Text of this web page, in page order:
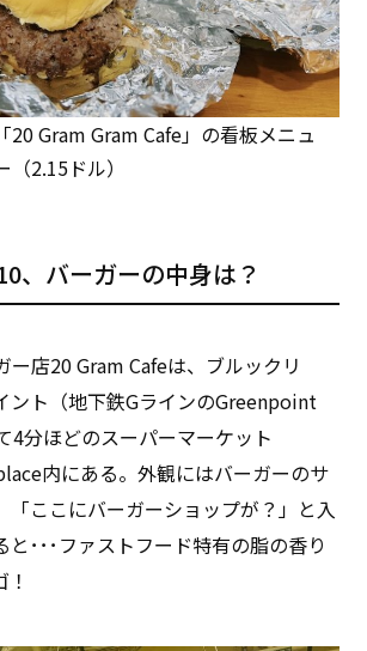
20 Gram Gram Cafe」の看板メニュ
2.15ドル）
、バーガーの中身は？
ー店20 Gram Cafeは、ブルックリ
ント（地下鉄GラインのGreenpoint
4分ほどのスーパーマーケット
内にある。外観にはバーガーのサ
「ここにバーガーショップが？」と入
と･･･ファストフード特有の脂の香り